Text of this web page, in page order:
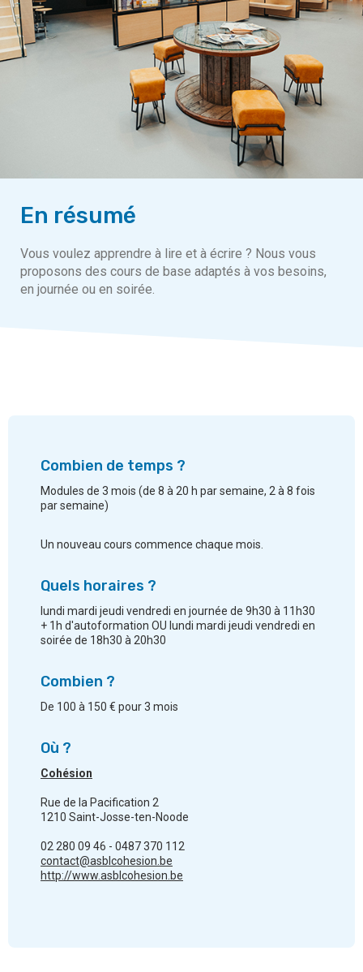
En résumé
Vous voulez apprendre à lire et à écrire ? Nous vous
proposons des cours de base adaptés à vos besoins,
en journée ou en soirée.
Combien de temps ?
Modules de 3 mois (de 8 à 20 h par semaine, 2 à 8 fois
par semaine)
Un nouveau cours commence chaque mois.
Quels horaires ?
lundi mardi jeudi vendredi en journée de 9h30 à 11h30
+ 1h d'autoformation OU lundi mardi jeudi vendredi en
soirée de 18h30 à 20h30
Combien ?
De 100 à 150 € pour 3 mois
Où ?
Cohésion
Rue de la Pacification 2
1210 Saint-Josse-ten-Noode
02 280 09 46 - 0487 370 112
contact@asblcohesion.be
http://www.asblcohesion.be